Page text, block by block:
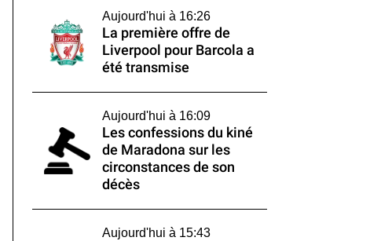
Aujourd'hui à 16:26
La première offre de
Liverpool pour Barcola a
été transmise
Aujourd'hui à 16:09
Les confessions du kiné
de Maradona sur les
circonstances de son
décès
Aujourd'hui à 15:43